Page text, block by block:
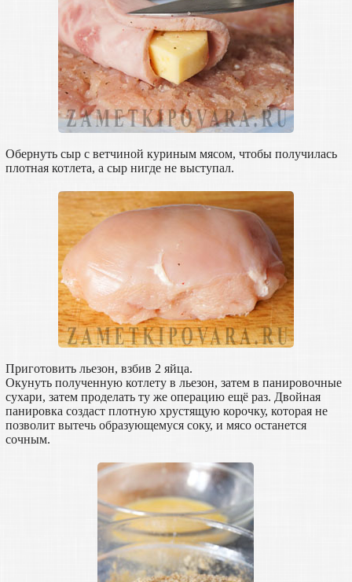
Обернуть сыр с ветчиной куриным мясом, чтобы получилась
плотная котлета, а сыр нигде не выступал.
Приготовить льезон, взбив 2 яйца.
Окунуть полученную котлету в льезон, затем в панировочные
сухари, затем проделать ту же операцию ещё раз. Двойная
панировка создаст плотную хрустящую корочку, которая не
позволит вытечь образующемуся соку, и мясо останется
сочным.